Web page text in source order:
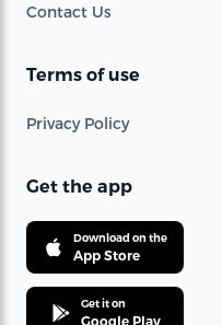
Contact Us
Terms of use
Privacy Policy
Get the app
Download on the
App Store
Get it on
Google Play